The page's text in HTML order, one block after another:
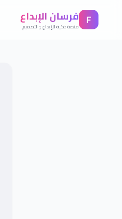
F فرسان الإبداع
منصة ذكية للإبداع والتصميم